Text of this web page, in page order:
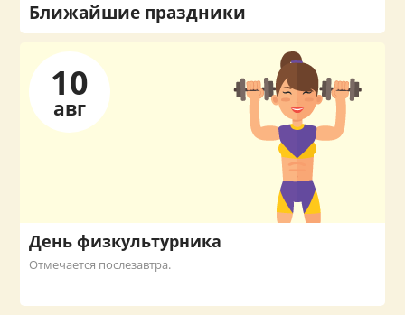
Ближайшие праздники
10
авг
День физкультурника
Отмечается послезавтра.